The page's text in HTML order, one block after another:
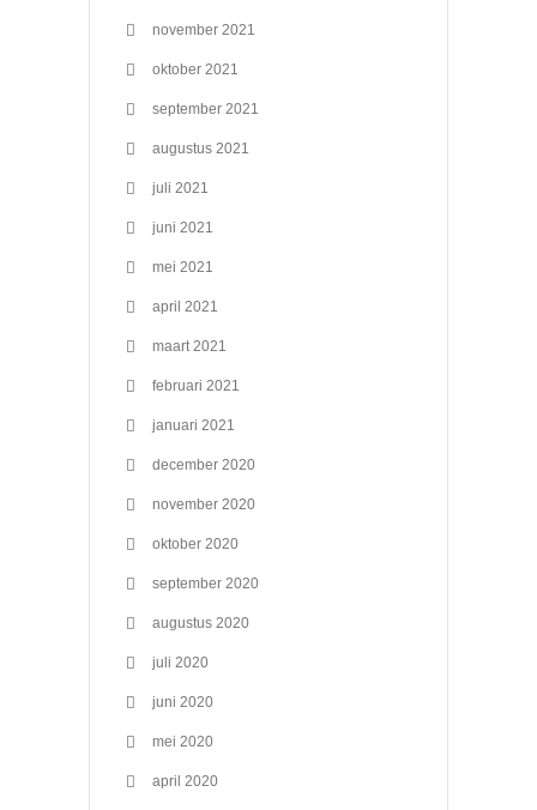
november 2021
oktober 2021
september 2021
augustus 2021
juli 2021
juni 2021
mei 2021
april 2021
maart 2021
februari 2021
januari 2021
december 2020
november 2020
oktober 2020
september 2020
augustus 2020
juli 2020
juni 2020
mei 2020
april 2020